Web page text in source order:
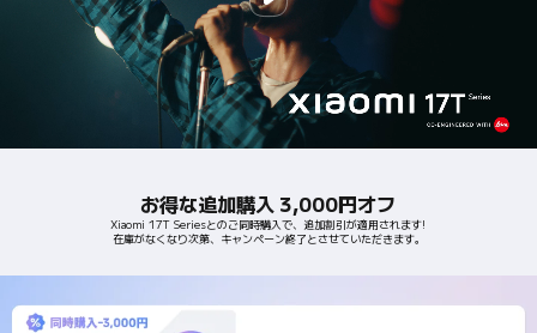
お得な追加購入 3,000円オフ
Xiaomi 17T Seriesとのご同時購入で、追加割引が適用されます!
在庫がなくなり次第、キャンペーン終了とさせていただきます。